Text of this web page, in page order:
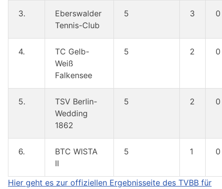
3.
Eberswalder
Tennis-Club
5 3 0
4.
TC Gelb-
Weiß
Falkensee
5 2 0
5.
TSV Berlin-
Wedding
1862
5 2 0
6.
BTC WISTA
II
5 1 0
Hier geht es zur offiziellen Ergebnisseite des TVBB für